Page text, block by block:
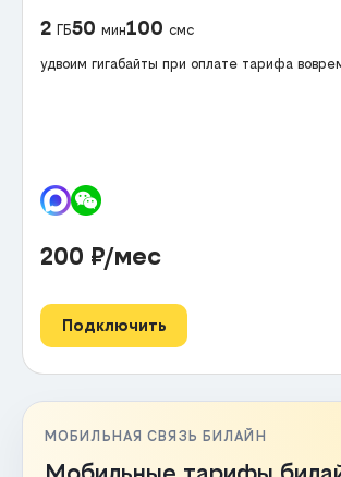
2 ГБ50 мин100 смс
удвоим гигабайты при оплате тарифа
200 ₽/мес
Подключить
МОБИЛЬНАЯ СВЯЗЬ БИЛАЙН